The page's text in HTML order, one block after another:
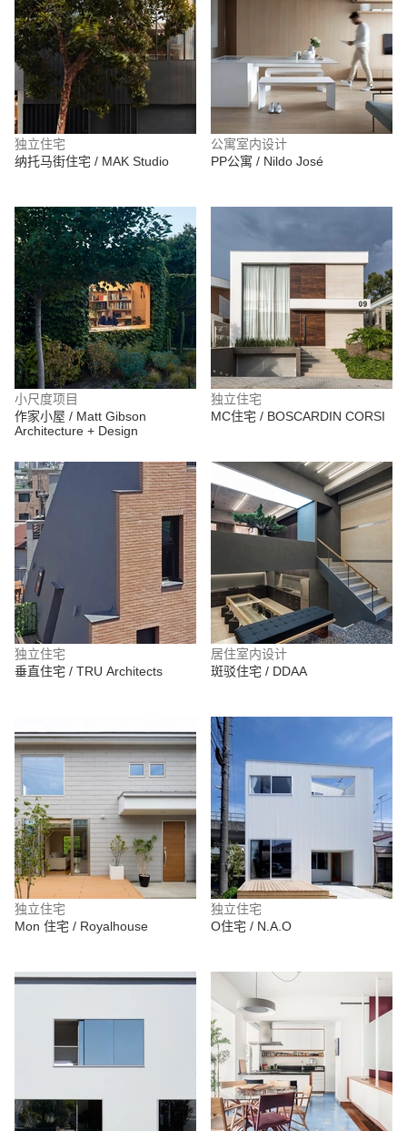
独立住宅
纳托马街住宅 / MAK Studio
公寓室内设计
PP公寓 / Nildo José
小尺度项目
作家小屋 / Matt Gibson
Architecture + Design
独立住宅
MC住宅 / BOSCARDIN CORSI
独立住宅
垂直住宅 / TRU Architects
居住室内设计
斑驳住宅 / DDAA
独立住宅
Mon 住宅 / Royalhouse
独立住宅
O住宅 / N.A.O